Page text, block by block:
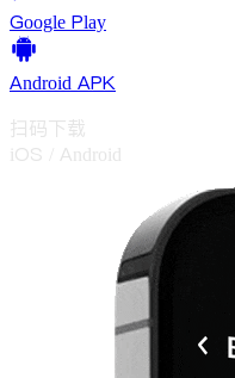
Google Play
Android APK
扫码下载
iOS / Android